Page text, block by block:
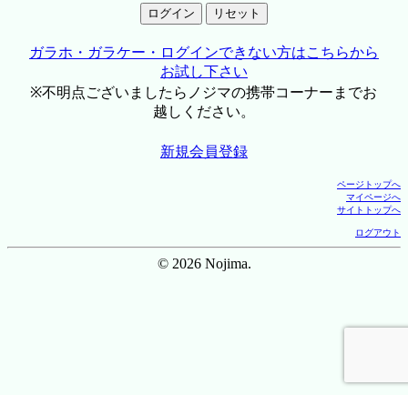
ガラホ・ガラケー・ログインできない方はこちらから
お試し下さい
※不明点ございましたらノジマの携帯コーナーまでお
越しください。
新規会員登録
ページトップへ
マイページへ
サイトトップへ
ログアウト
© 2026 Nojima.